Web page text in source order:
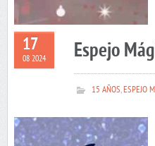
17
08 2024 Espejo
15 AÑOS,ESPEJO